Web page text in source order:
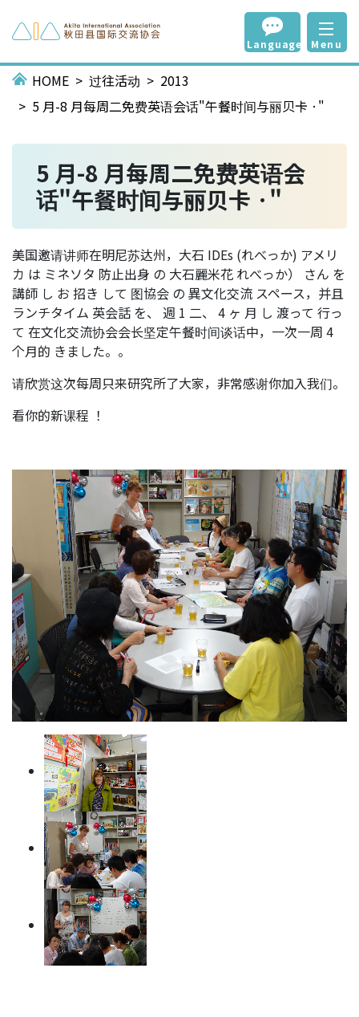
Language Menu
HOME 过往活动
2013
5 月-8 月每周二免费英语会话"午餐时间与丽贝卡 ·"
5 月-8 月每周二免费英语会
话"午餐时间与丽贝卡 ·"
美国邀请讲师在明尼苏达州，大石 IDEs (れべっか) アメリ
カ は ミネソタ 防止出身 の 大石麗米花 れべっか） さん を
講師 し お 招き して 图協会 の 異文化交流 スペース，并且
ランチタイム 英会話 を、 週 1 二、 4 ヶ 月 し 渡って 行っ
て 在文化交流协会会长坚定午餐时间谈话中，一次一周 4
个月的 きました。。
请欣赏这次每周只来研究所了大家，非常感谢你加入我们。
看你的新课程 ！